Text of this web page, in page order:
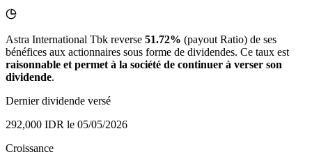
Astra International Tbk reverse 51.72% (payout Ratio) de ses
bénéfices aux actionnaires sous forme de dividendes. Ce taux est
raisonnable et permet à la société de continuer à verser son
dividende.
Dernier dividende versé
292,000 IDR le 05/05/2026
Croissance